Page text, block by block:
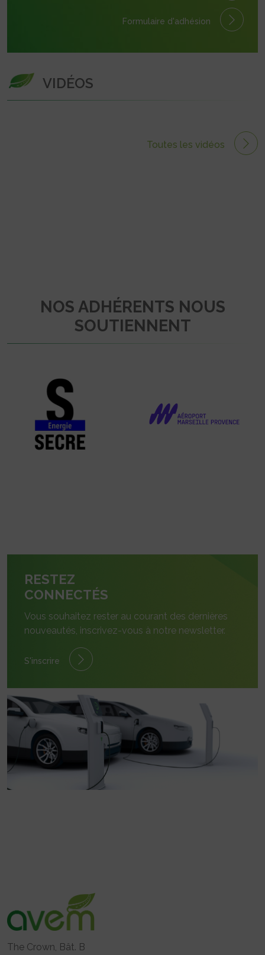
Formulaire d'adhésion
VIDÉOS
Toutes les vidéos
NOS ADHÉRENTS NOUS
SOUTIENNENT
RESTEZ
CONNECTÉS
Vous souhaitez rester au courant des dernières
nouveautés, inscrivez-vous à notre newsletter.
S'inscrire
The Crown, Bât. B